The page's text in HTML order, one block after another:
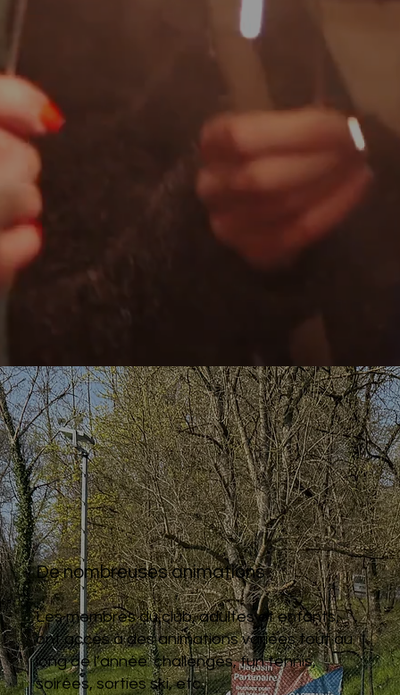
De nombreuses animations
Les membres du club, adultes et enfants,
ont accès à des animations variées tout au
long de l’année: challenges, fun tennis,
soirées, sorties ski, etc.